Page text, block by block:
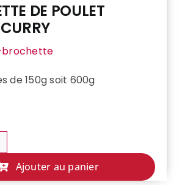
DE POULET
brochette
de 150g soit 600g
Ajouter au panier